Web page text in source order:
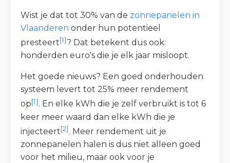
Wist je dat tot 30% van de zonnepanelen in
Vlaanderen onder hun potentieel
presteert[1]? Dat betekent dus ook:
honderden euro's die je elk jaar misloopt.
Het goede nieuws? Een goed onderhouden
systeem levert tot 25% meer rendement
op[1]. En elke kWh die je zelf verbruikt is tot 6
keer meer waard dan elke kWh die je
injecteert[2]. Meer rendement uit je
zonnepanelen halen is dus niet alleen goed
voor het milieu, maar ook voor je